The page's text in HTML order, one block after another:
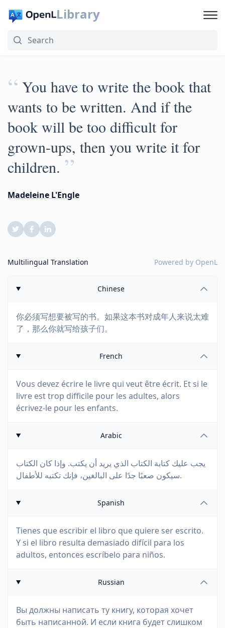
Library
“ You have to write the book that
wants to be written. And if the
book will be too difficult for
grown-ups, then you write it for
children. ”
Madeleine L'Engle
Multilingual Translation Powered by OpenL
Chinese
你必须写想要被写的书。如果这本书对成年人来说太难
了，那么你就写给孩子们。
French
Vous devez écrire le livre qui veut être écrit. Et si le
livre est trop difficile pour les adultes, alors
écrivez-le pour les enfants.
Arabic
يجب عليك كتابة الكتاب الذي يريد أن يكتب. وإذا كان الكتاب
سيكون صعبًا جدًا على البالغين، فإنك تكتبه للأطفال.
Spanish
Tienes que escribir el libro que quiere ser escrito.
Y si el libro resulta demasiado difícil para los
adultos, entonces escríbelo para niños.
Russian
Вы должны написать ту книгу, которая хочет
быть написанной. И если книга будет слишком